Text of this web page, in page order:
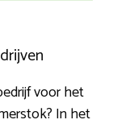
voor het
In het